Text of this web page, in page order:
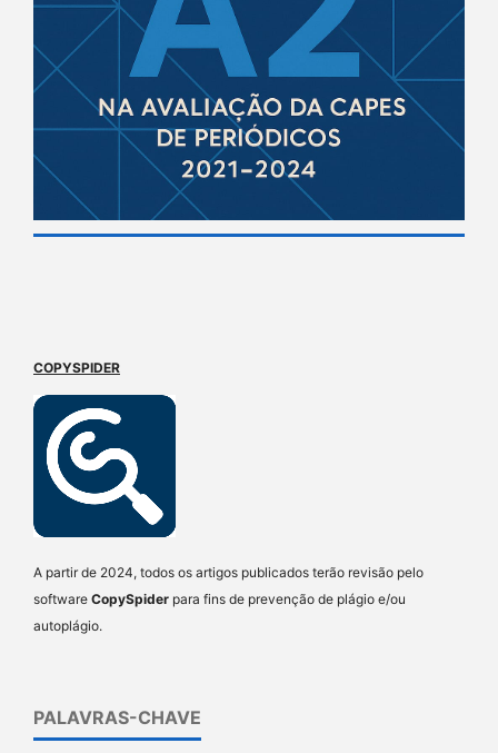
COPYSPIDER
A partir de 2024, todos os artigos publicados terão revisão pelo
software CopySpider para fins de prevenção de plágio e/ou
autoplágio.
PALAVRAS-CHAVE